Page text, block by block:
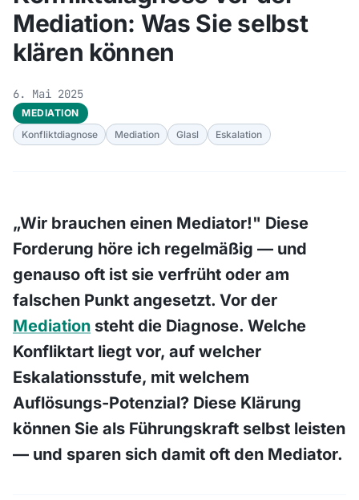
Mediation: Was Sie selbst
klären können
6. Mai 2025
MEDIATION
Konfliktdiagnose
Mediation Glasl Eskalation
„Wir brauchen einen Mediator!" Diese
Forderung höre ich regelmäßig — und
genauso oft ist sie verfrüht oder am
falschen Punkt angesetzt. Vor der
Mediation steht die Diagnose. Welche
Konfliktart liegt vor, auf welcher
Eskalationsstufe, mit welchem
Auflösungs-Potenzial? Diese Klärung
können Sie als Führungskraft selbst leisten
— und sparen sich damit oft den Mediator.